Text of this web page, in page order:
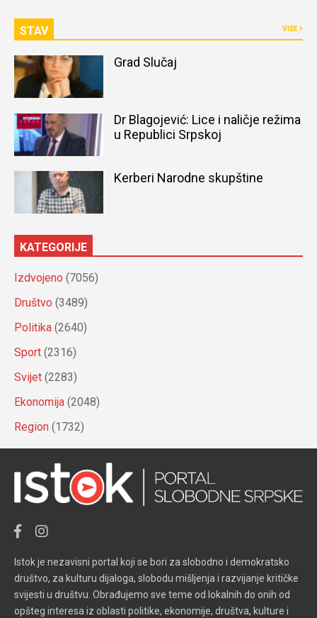
STAV VIŠE
Grad Slučaj
Dr Blagojević: Lice i naličje režima
u Republici Srpskoj
Kerberi Narodne skupštine
KATEGORIJE
Izdvojeno (7056)
Društvo (3489)
Politika (2640)
Sport (2316)
Svijet (2283)
Ekonomija (2048)
Region (1732)
Istok je nezavisni portal koji se bori za slobodno i demokratsko
društvo, za kulturu dijaloga, slobodu mišljenja i razvijanje kritičke
svijesti u društvu. Obrađujemo sve teme od lokalnih do onih od
opšteg interesa iz oblasti politike, ekonomije, društva, kulture i